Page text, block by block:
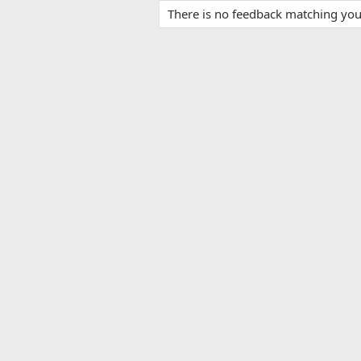
There is no feedback matching